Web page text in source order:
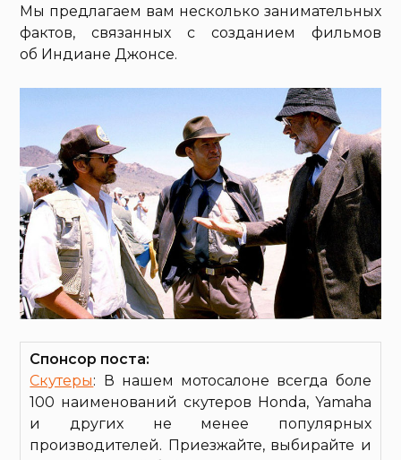
Мы предлагаем вам несколько занимательных
фактов, связанных с созданием фильмов
об Индиане Джонсе.
Спонсор поста:
Скутеры: В нашем мотосалоне всегда боле
100 наименований скутеров Honda, Yamaha
и других не менее популярных
производителей. Приезжайте, выбирайте и